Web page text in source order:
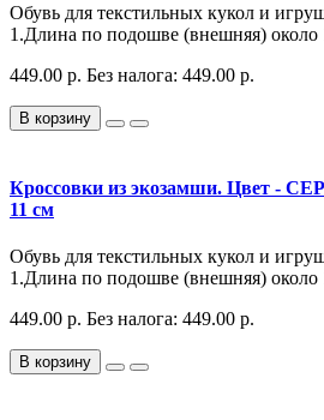
Обувь для текстильных кукол и
1.Длина по подошве (внешняя) около
449.00 р. Без налога: 449.00 р.
В корзину
Кроссовки из экозамши. Цвет -
11 см
Обувь для текстильных кукол и
1.Длина по подошве (внешняя) около
449.00 р. Без налога: 449.00 р.
В корзину